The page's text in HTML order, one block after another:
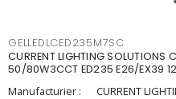
GELLEDLCED235M7SC
CURRENT LIGHTING SOLUTIONS
50/80W3CCT ED235 E26/EX39
Manufacturier :
CURRENT